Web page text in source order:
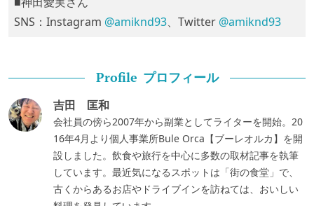
SNS：Instagram @amiknd93、Twitter @amiknd93
Profile プロフィール
吉田 匡和
会社員の傍ら2007年から副業としてライターを開始。20
16年4月より個人事業所Bule Orca【ブーレオルカ】を開
設しました。飲食や旅行を中心に多数の取材記事を執筆
しています。最近気になるスポットは「街の食堂」で、
古くからあるお店やドライブインを訪ねては、おいしい